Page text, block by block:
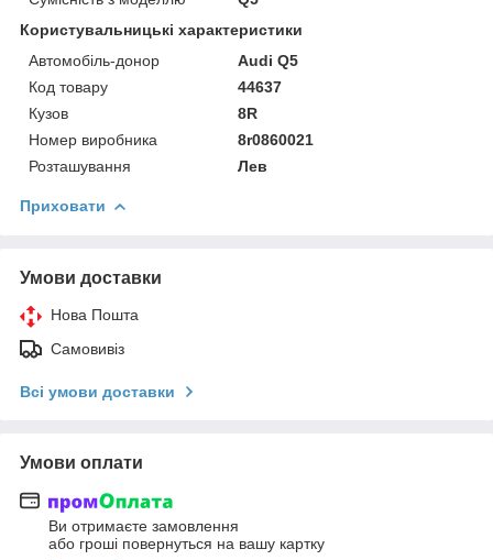
Користувальницькі характеристики
Автомобіль-донор
Audi Q5
Код товару
44637
Кузов
8R
Номер виробника
8r0860021
Розташування
Лев
Приховати
Умови доставки
Нова Пошта
Самовивіз
Всі умови доставки
Умови оплати
Ви отримаєте замовлення
або гроші повернуться на вашу картку